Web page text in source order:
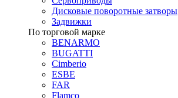
Дисковые поворотные затворы
Задвижки
По торговой марке
BENARMO
BUGATTI
Cimberio
ESBE
FAR
Flamco